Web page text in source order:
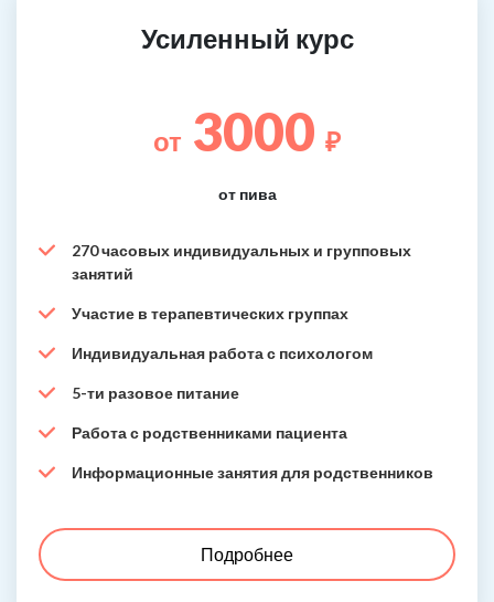
Усиленный курс
от 3000 ₽
от пива
270 часовых индивидуальных и групповых
занятий
Участие в терапевтических группах
Индивидуальная работа с психологом
5-ти разовое питание
Работа с родственниками пациента
Информационные занятия для родственников
Подробнее